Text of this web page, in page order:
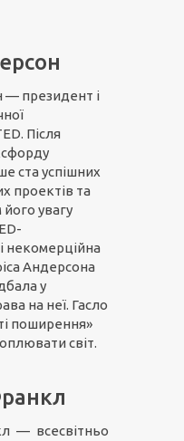
— президент і
Після
ста успішних
проектів та
його увагу
некомерційна
Андерсона
у
на неї. Гасло
поширення»
світ.
— всесвітньо